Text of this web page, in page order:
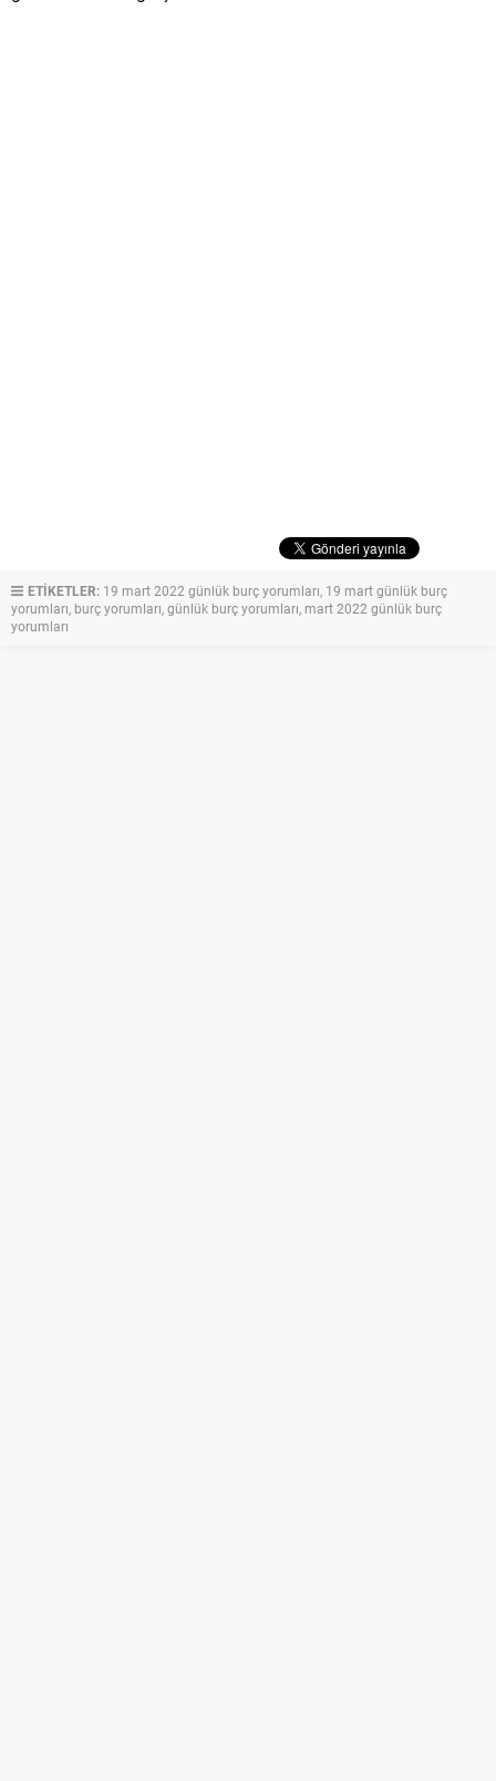
ETİKETLER: 19 mart 2022 günlük burç yorumları, 19 mart günlük burç
yorumları, burç yorumları,günlük burç yorumları, mart 2022 günlük burç
yorumları